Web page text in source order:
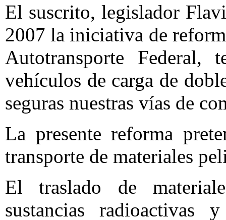
El suscrito, legislador
2007 la iniciativa de
Autotransporte
vehículos de carga de
seguras nuestras vías de
La presente reforma
transporte de materiales
El traslado de
sustancias radioactivas